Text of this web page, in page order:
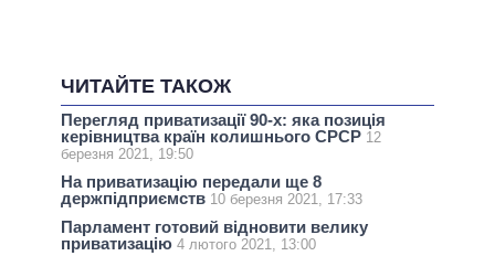
ЧИТАЙТЕ ТАКОЖ
Перегляд приватизації 90-х: яка позиція
керівництва країн колишнього СРСР 12
березня 2021, 19:50
На приватизацію передали ще 8
держпідприємств 10 березня 2021, 17:33
Парламент готовий відновити велику
приватизацію 4 лютого 2021, 13:00